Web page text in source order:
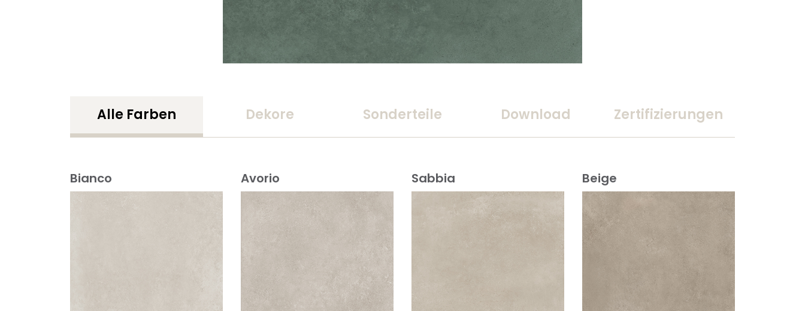
Alle Farben Dekore Sonderteile Download Zertifizierungen
Bianco Avorio Sabbia Beige